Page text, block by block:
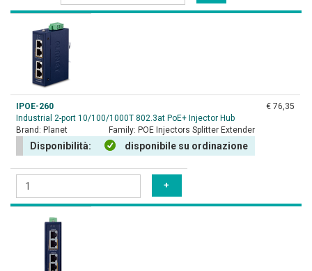
IPOE-260
Industrial 2-port 10/100/1000T 802.3at PoE+ Injector Hub
Brand: Planet Family: POE Injectors Splitter Extender
Disponibilità: disponibile su ordinazione
€ 76,35